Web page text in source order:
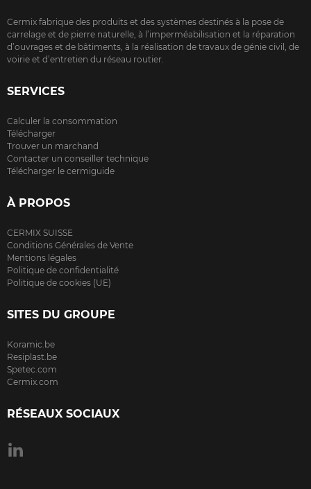
Cermix fabrique des produits et des systèmes destinés à la pose de
carrelage et de pierre naturelle, à l’imperméabilisation et la réparation
d’ouvrages et de bâtiments, à la réalisation de travaux de génie civil, de
voirie et d’entretien du réseau routier.
SERVICES
Calculer la consommation
Télécharger
Trouver un marchand
Contacter un conseiller technique
Télécharger le cermiguide
À PROPOS
CERMIX SUISSE
Conditions Générales de Vente
Mentions légales
Politique de confidentialité
Politique de cookies (UE)
SITES DU GROUPE
Koramic.be
Resiplast.be
Spetec.com
Cermix.com
RÉSEAUX SOCIAUX